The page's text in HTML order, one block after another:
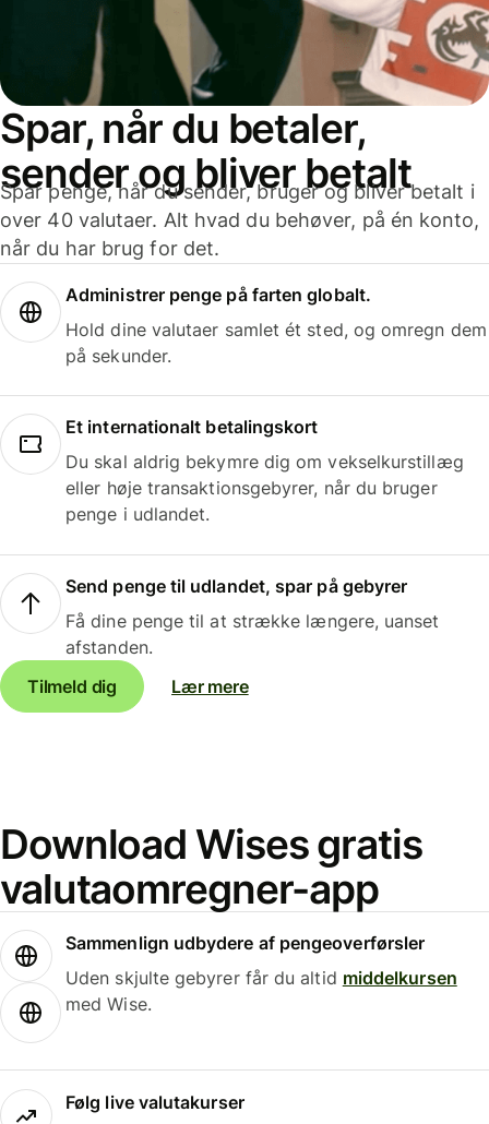
Spar, når du betaler,
sender og bliver betalt
Spar penge, når du sender, bruger og bliver betalt i
over 40 valutaer. Alt hvad du behøver, på én konto,
når du har brug for det.
Administrer penge på farten globalt.
Hold dine valutaer samlet ét sted, og omregn dem
på sekunder.
Et internationalt betalingskort
Du skal aldrig bekymre dig om vekselkurstillæg
eller høje transaktionsgebyrer, når du bruger
penge i udlandet.
Send penge til udlandet, spar på gebyrer
Få dine penge til at strække længere, uanset
afstanden.
Tilmeld dig
Lær mere
Download Wises gratis
valutaomregner-app
Sammenlign udbydere af pengeoverførsler
Uden skjulte gebyrer får du altid middelkursen
med Wise.
Følg live valutakurser